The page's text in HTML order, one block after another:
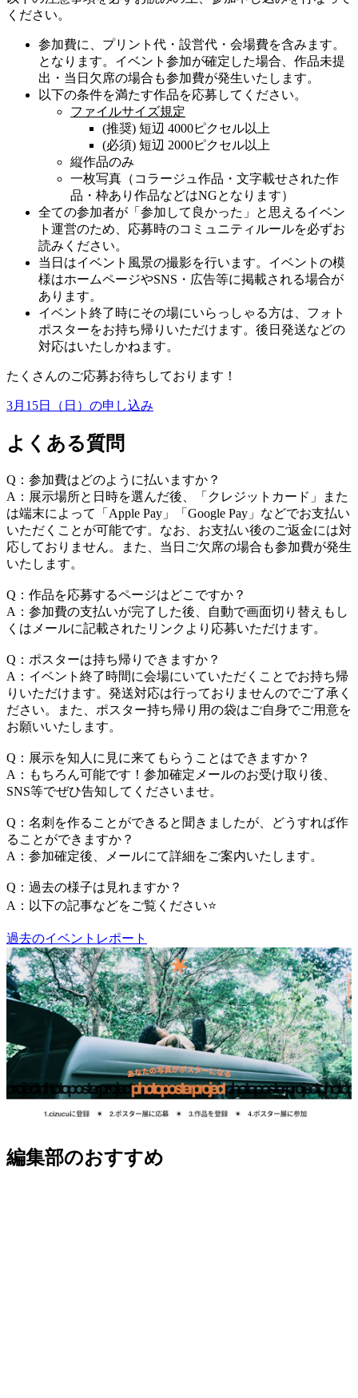
ください。
参加費に、プリント代・設営代・会場費を含みます。
となります。イベント参加が確定した場合、作品未提
出・当日欠席の場合も参加費が発生いたします。
以下の条件を満たす作品を応募してください。
ファイルサイズ規定
(推奨) 短辺 4000ピクセル以上
(必須) 短辺 2000ピクセル以上
縦作品のみ
一枚写真（コラージュ作品・文字載せされた作
品・枠あり作品などはNGとなります）
全ての参加者が「参加して良かった」と思えるイベン
ト運営のため、応募時のコミュニティルールを必ずお
読みください。
当日はイベント風景の撮影を行います。イベントの模
様はホームページやSNS・広告等に掲載される場合が
あります。
イベント終了時にその場にいらっしゃる方は、フォト
ポスターをお持ち帰りいただけます。後日発送などの
対応はいたしかねます。
たくさんのご応募お待ちしております！
3月15日（日）の申し込み
よくある質問
Q：参加費はどのように払いますか？
A：展示場所と日時を選んだ後、「クレジットカード」また
は端末によって「Apple Pay」「Google Pay」などでお支払い
いただくことが可能です。なお、お支払い後のご返金には対
応しておりません。また、当日ご欠席の場合も参加費が発生
いたします。
Q：作品を応募するページはどこですか？
A：参加費の支払いが完了した後、自動で画面切り替えもし
くはメールに記載されたリンクより応募いただけます。
Q：ポスターは持ち帰りできますか？
A：イベント終了時間に会場にいていただくことでお持ち帰
りいただけます。発送対応は行っておりませんのでご了承く
ださい。また、ポスター持ち帰り用の袋はご自身でご用意を
お願いいたします。
Q：展示を知人に見に来てもらうことはできますか？
A：もちろん可能です！参加確定メールのお受け取り後、
SNS等でぜひ告知してくださいませ。
Q：名刺を作ることができると聞きましたが、どうすれば作
ることができますか？
A：参加確定後、メールにて詳細をご案内いたします。
Q：過去の様子は見れますか？
A：以下の記事などをご覧ください⭐️
過去のイベントレポート
編集部のおすすめ